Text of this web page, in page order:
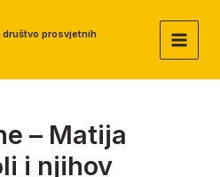
prosvjetnih
MAIN
– Matija
i njihov